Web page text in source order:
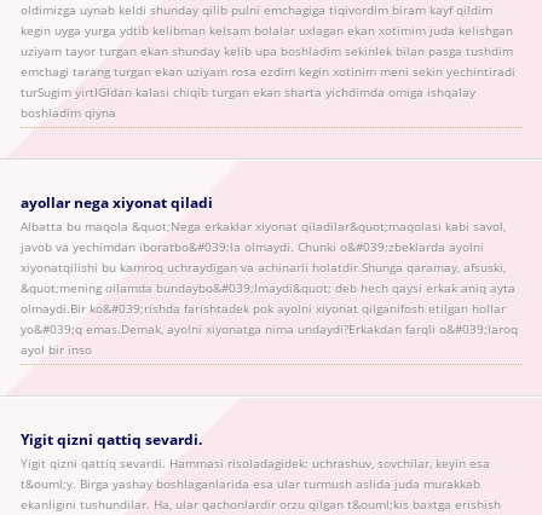
oldimizga uynab keldi shunday qilib pulni emchagiga tiqivordim biram kayf qildim
kegin uyga yurga ydtib kelibman kelsam bolalar uxlagan ekan xotimim juda kelishgan
uziyam tayor turgan ekan shunday kelib upa boshladim sekinlek bilan pasga tushdim
emchagi tarang turgan ekan uziyam rosa ezdim kegin xotinim meni sekin yechintiradi
turSugim yirtIGIdan kalasi chiqib turgan ekan sharta yichdimda omiga ishqalay
boshladim qiyna
ayollar nega xiyonat qiladi
Albatta bu maqola &quot;Nega erkaklar xiyonat qiladilar&quot;maqolasi kabi savol,
javob va yechimdan iboratbo&#039;la olmaydi. Chunki o&#039;zbeklarda ayolni
xiyonatqilishi bu kamroq uchraydigan va achinarli holatdir.Shunga qaramay, afsuski,
&quot;mening oilamda bundaybo&#039;lmaydi&quot; deb hech qaysi erkak aniq ayta
olmaydi.Bir ko&#039;rishda farishtadek pok ayolni xiyonat qilganifosh etilgan hollar
yo&#039;q emas.Demak, ayolni xiyonatga nima undaydi?Erkakdan farqli o&#039;laroq
ayol bir inso
Yigit qizni qattiq sevardi.
Yigit qizni qattiq sevardi. Hammasi risoladagidek: uchrashuv, sovchilar, keyin esa
t&ouml;y. Birga yashay boshlaganlarida esa ular turmush aslida juda murakkab
ekanligini tushundilar. Ha, ular qachonlardir orzu qilgan t&ouml;kis baxtga erishish